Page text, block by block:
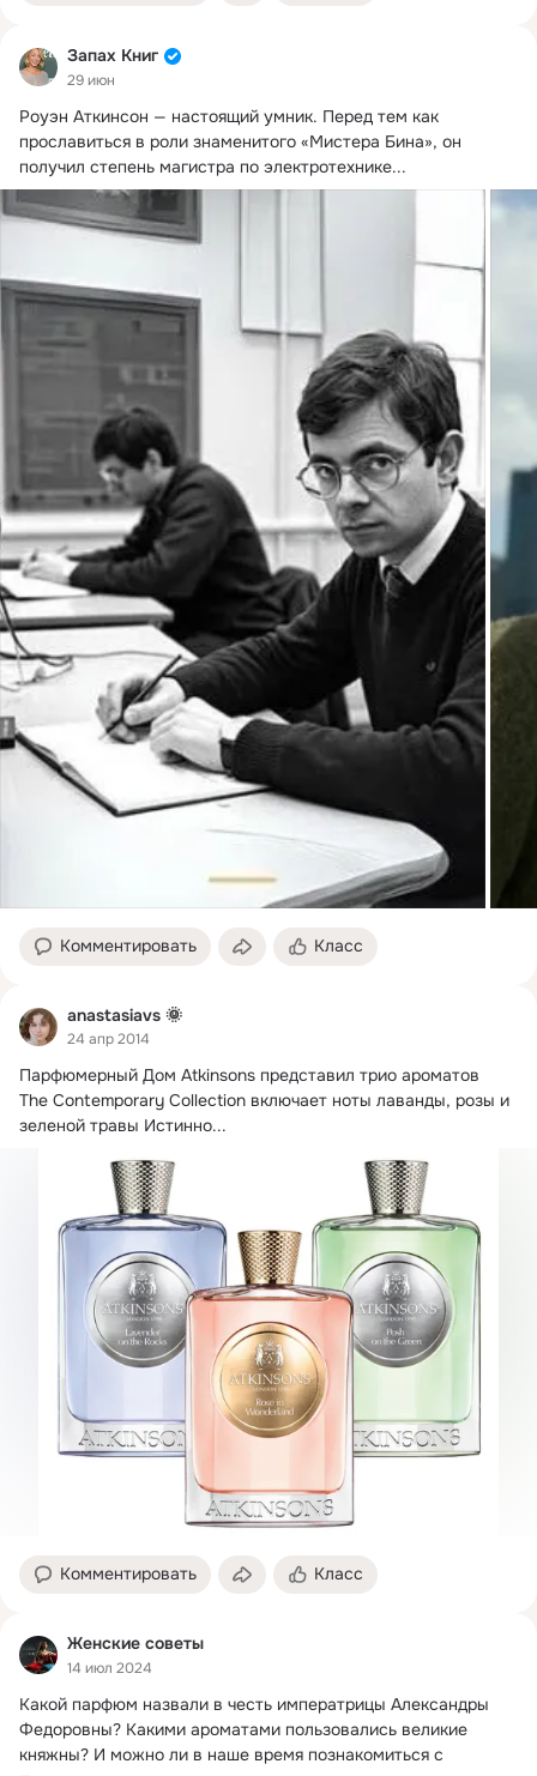
Запах Книг
29 июн
Роуэн Аткинсон — настоящий умник. Перед тем как
прославиться в роли знаменитого «Мистера Бина», он
получил степень магистра по электротехнике...
Комментировать Класс
anastasiavs 🌞
24 апр 2014
Парфюмерный Дом Atkinsons представил трио ароматов
The Contemporary Collection включает ноты лаванды, розы и
зеленой травы Истинно...
Комментировать Класс
Женские советы
14 июл 2024
Какой парфюм назвали в честь императрицы Александры
Федоровны? Какими ароматами пользовались великие
княжны? И можно ли в наше время познакомиться с